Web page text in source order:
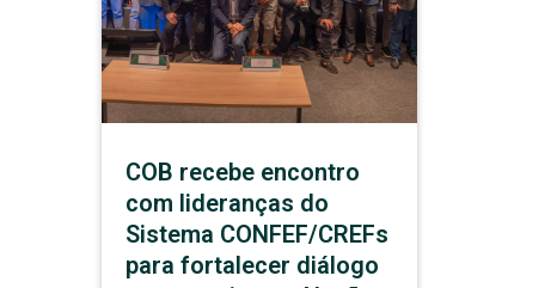
COB recebe encontro
com lideranças do
Sistema CONFEF/CREFs
para fortalecer diálogo